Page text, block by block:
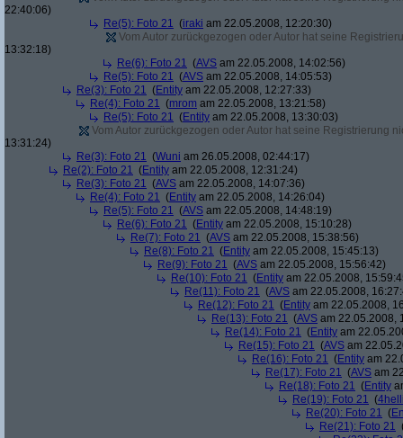
22:40:06)
Re(5): Foto 21 (iraki am 22.05.2008, 12:20:30)
Vom Autor zurückgezogen oder Autor hat seine
13:32:18)
Re(6): Foto 21 (AVS am 22.05.2008, 14:02:56)
Re(5): Foto 21 (AVS am 22.05.2008, 14:05:53)
Re(3): Foto 21 (Entity am 22.05.2008, 12:27:33)
Re(4): Foto 21 (mrom am 22.05.2008, 13:21:58)
Re(5): Foto 21 (Entity am 22.05.2008, 13:30:03)
Vom Autor zurückgezogen oder Autor hat seine Registrierung
13:31:24)
Re(3): Foto 21 (Wuni am 26.05.2008, 02:44:17)
Re(2): Foto 21 (Entity am 22.05.2008, 12:31:24)
Re(3): Foto 21 (AVS am 22.05.2008, 14:07:36)
Re(4): Foto 21 (Entity am 22.05.2008, 14:26:04)
Re(5): Foto 21 (AVS am 22.05.2008, 14:48:19)
Re(6): Foto 21 (Entity am 22.05.2008, 15:10:28)
Re(7): Foto 21 (AVS am 22.05.2008, 15:38:56)
Re(8): Foto 21 (Entity am 22.05.2008, 15:45:13)
Re(9): Foto 21 (AVS am 22.05.2008, 15:56:42)
Re(10): Foto 21 (Entity am 22.05.2008,
Re(11): Foto 21 (AVS am 22.05.2008,
Re(12): Foto 21 (Entity am 22.05.2008,
Re(13): Foto 21 (AVS am 22.05.2008,
Re(14): Foto 21 (Entity am
Re(15): Foto 21 (AVS am
Re(16): Foto 21 (Entity am
Re(17): Foto 21 (AVS am
Re(18): Foto 21 (Entity
Re(19): Foto 21 (
Re(20): Foto 21 (
Re(21): Foto 21